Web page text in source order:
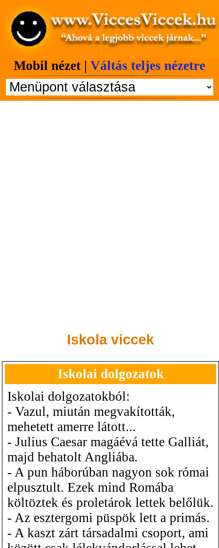
Mobil nézet | Váltás teljes nézetre
Iskola viccek
Iskolai dolgozatok
Iskolai dolgozatokból:
- Vazul, miután megvakították,
mehetett amerre látott...
- Julius Caesar magáévá tette Galliát,
majd behatolt Angliába.
- A pun háborúban nagyon sok római
elpusztult. Ezek mind Romába
költöztek és proletárok lettek belőlük.
- Az esztergomi püspök lett a primás.
- A kaszt zárt társadalmi csoport, ami